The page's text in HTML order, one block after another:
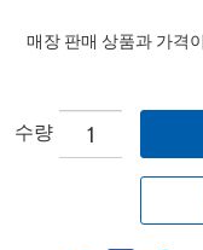
매장 판매 상품과 가격
수량